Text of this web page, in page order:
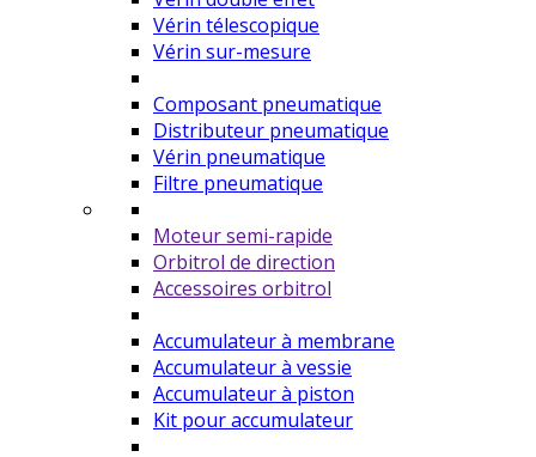
Vérin télescopique
Vérin sur-mesure
Composant pneumatique
Distributeur pneumatique
Vérin pneumatique
Filtre pneumatique
Moteur semi-rapide
Orbitrol de direction
Accessoires orbitrol
Accumulateur à membrane
Accumulateur à vessie
Accumulateur à piston
Kit pour accumulateur